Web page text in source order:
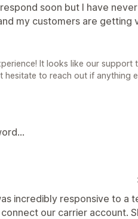
soon but I have
my customers are getting
It looks like our support
to reach out if anything
incredibly responsive to a
our carrier account.